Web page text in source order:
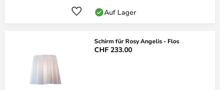
Auf Lager
Schirm für Rosy Angelis - Flos
CHF 233.00